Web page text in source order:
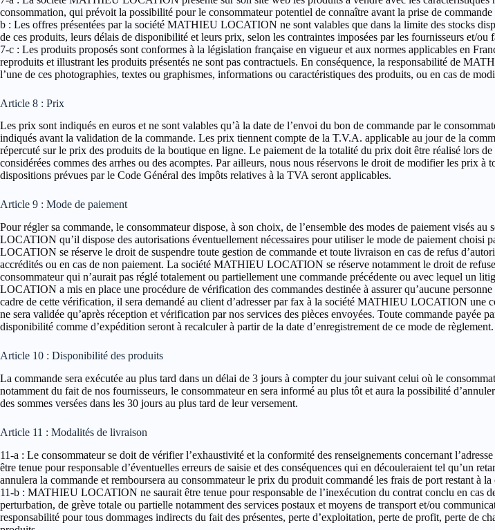
consommation, qui prévoit la possibilité pour le consommateur potentiel de connaître avant la prise de
b : Les offres présentées par la société MATHIEU LOCATION ne sont valables que dans la limite des stocks
de ces produits, leurs délais de disponibilité et leurs prix, selon les contraintes imposées par les fournisseurs et/ou
7-c : Les produits proposés sont conformes à la législation française en vigueur et aux normes applicables en
reproduits et illustrant les produits présentés ne sont pas contractuels. En conséquence, la responsabilité de
l’une de ces photographies, textes ou graphismes, informations ou caractéristiques des produits, ou en cas de
Article 8 : Prix
Les prix sont indiqués en euros et ne sont valables qu’à la date de l’envoi du bon de commande par le
indiqués avant la validation de la commande. Les prix tiennent compte de la T.V.A. applicable au jour de la
répercuté sur le prix des produits de la boutique en ligne. Le paiement de la totalité du prix doit être réalisé lors
considérées commes des arrhes ou des acomptes. Par ailleurs, nous nous réservons le droit de modifier les prix
dispositions prévues par le Code Général des impôts relatives à la TVA seront applicables.
Article 9 : Mode de paiement
Pour régler sa commande, le consommateur dispose, à son choix, de l’ensemble des modes de paiement visés
LOCATION qu’il dispose des autorisations éventuellement nécessaires pour utiliser le mode de paiement
LOCATION se réserve le droit de suspendre toute gestion de commande et toute livraison en cas de refus
accrédités ou en cas de non paiement. La société MATHIEU LOCATION se réserve notamment le droit de
consommateur qui n’aurait pas réglé totalement ou partiellement une commande précédente ou avec lequel un
LOCATION a mis en place une procédure de vérification des commandes destinée à assurer qu’aucune
cadre de cette vérification, il sera demandé au client d’adresser par fax à la société MATHIEU LOCATION une
ne sera validée qu’après réception et vérification par nos services des pièces envoyées. Toute commande payée
disponibilité comme d’expédition seront à recalculer à partir de la date d’enregistrement de ce mode de règlement.
Article 10 : Disponibilité des produits
La commande sera exécutée au plus tard dans un délai de 3 jours à compter du jour suivant celui où le
notamment du fait de nos fournisseurs, le consommateur en sera informé au plus tôt et aura la possibilité
des sommes versées dans les 30 jours au plus tard de leur versement.
Article 11 : Modalités de livraison
11-a : Le consommateur se doit de vérifier l’exhaustivité et la conformité des renseignements concernant
être tenue pour responsable d’éventuelles erreurs de saisie et des conséquences qui en découleraient tel
annulera la commande et remboursera au consommateur le prix du produit commandé les frais de port restant à la
11-b : MATHIEU LOCATION ne saurait être tenue pour responsable de l’inexécution du contrat conclu en cas
perturbation, de grève totale ou partielle notamment des services postaux et moyens de transport et/ou
responsabilité pour tous dommages indirects du fait des présentes, perte d’exploitation, perte de profit, perte de